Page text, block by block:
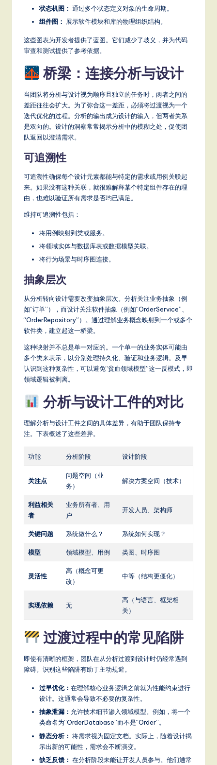
状态机图： 通过多个状态定义对象的生命周期。
组件图：
展示软件模块和库的物理组织结构。
这些图表为开发者提供了蓝图。它们减少了歧义，并为代码
审查和测试提供了参考依据。
桥梁：连接分析与设计
当团队将分析与设计视为顺序且独立的任务时，两者之间的
差距往往会扩大。为了弥合这一差距，必须将过渡视为一个
迭代优化的过程。分析的输出成为设计的输入，但两者关系
是双向的。设计的洞察常常揭示分析中的模糊之处，促使团
队返回以澄清需求。
可追溯性
可追溯性确保每个设计元素都能与特定的需求或用例关联起
来。如果没有这种关联，就很难解释某个特定组件存在的理
由，也难以验证所有需求是否均已满足。
维持可追溯性包括：
将用例映射到类或服务。
将领域实体与数据库表或数据模型关联。
将行为场景与时序图连接。
抽象层次
从分析转向设计需要改变抽象层次。分析关注业务抽象（例
如“订单”），而设计关注软件抽象（例如“OrderService”、
“OrderRepository”）。通过理解业务概念映射到一个或多个
软件类，建立起这一桥梁。
这种映射并不总是单一对应的。一个单一的业务实体可能由
多个类来表示，以分别处理持久化、验证和业务逻辑。及早
认识到这种复杂性，可以避免“贫血领域模型”这一反模式，即
领域逻辑被剥离。
分析与设计工件的对比
理解分析与设计工件之间的具体差异，有助于团队保持专
注。下表概述了这些差异。
功能 分析阶段 设计阶段
关注点
问题空间（业
务）
解决方案空间（技术）
利益相关
者
业务所有者、用
户
开发人员、架构师
关键问题 系统做什么？ 系统如何实现？
模型 领域模型、用例 类图、时序图
灵活性
高（概念可更
改）
中等（结构更僵化）
实现依赖 无
高（与语言、框架相
关）
过渡过程中的常见陷阱
即使有清晰的框架，团队在从分析过渡到设计时仍经常遇到
障碍。识别这些陷阱有助于主动规避。
过早优化： 在理解核心业务逻辑之前就为性能约束进行
设计。这通常会导致不必要的复杂性。
抽象泄漏： 允许技术细节渗入领域模型。例如，将一个
类命名为“OrderDatabase”而不是“Order”。
静态分析： 将需求视为固定文档。实际上，随着设计揭
示出新的可能性，需求会不断演变。
缺乏反馈： 在分析阶段未能让开发人员参与。他们通常